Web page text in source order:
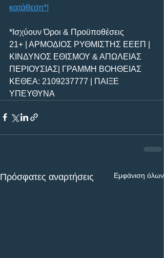
κατάθεση*!
*Ισχύουν Όροι & Προϋποθέσεις
21+ | ΑΡΜΟΔΙΟΣ ΡΥΘΜΙΣΤΗΣ ΕΕΕΠ |
ΚΙΝΔΥΝΟΣ ΕΘΙΣΜΟΥ & ΑΠΩΛΕΙΑΣ
ΠΕΡΙΟΥΣΙΑΣ| ΓΡΑΜΜΗ ΒΟΗΘΕΙΑΣ
ΚΕΘΕΑ: 2109237777 | ΠΑΙΞΕ
ΥΠΕΥΘΥΝΑ
Πρόσφατες αναρτήσεις Εμφάνιση όλων